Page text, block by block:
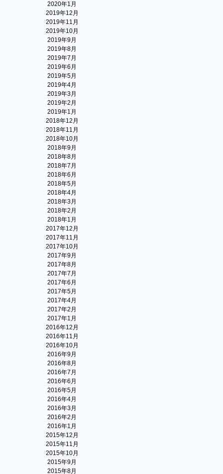
2020年1月
2019年12月
2019年11月
2019年10月
2019年9月
2019年8月
2019年7月
2019年6月
2019年5月
2019年4月
2019年3月
2019年2月
2019年1月
2018年12月
2018年11月
2018年10月
2018年9月
2018年8月
2018年7月
2018年6月
2018年5月
2018年4月
2018年3月
2018年2月
2018年1月
2017年12月
2017年11月
2017年10月
2017年9月
2017年8月
2017年7月
2017年6月
2017年5月
2017年4月
2017年2月
2017年1月
2016年12月
2016年11月
2016年10月
2016年9月
2016年8月
2016年7月
2016年6月
2016年5月
2016年4月
2016年3月
2016年2月
2016年1月
2015年12月
2015年11月
2015年10月
2015年9月
2015年8月